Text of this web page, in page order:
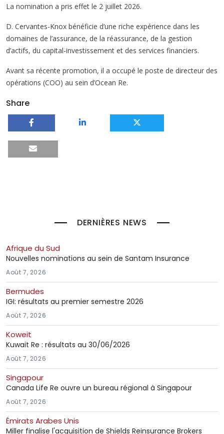
La nomination a pris effet le 2 juillet 2026.
D. Cervantes-Knox bénéficie d’une riche expérience dans les
domaines de l’assurance, de la réassurance, de la gestion
d’actifs, du capital-investissement et des services financiers.
Avant sa récente promotion, il a occupé le poste de directeur des
opérations (COO) au sein d’Ocean Re.
Share
DERNIÈRES NEWS
Afrique du Sud
Nouvelles nominations au sein de Santam Insurance
Août 7, 2026
Bermudes
IGI: résultats au premier semestre 2026
Août 7, 2026
Koweit
Kuwait Re : résultats au 30/06/2026
Août 7, 2026
Singapour
Canada Life Re ouvre un bureau régional à Singapour
Août 7, 2026
Émirats Arabes Unis
Miller finalise l'acquisition de Shields Reinsurance Brokers